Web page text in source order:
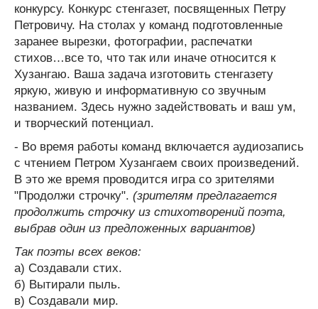
конкурсу. Конкурс стенгазет, посвященных Петру
Петровичу. На столах у команд подготовленные
заранее вырезки, фотографии, распечатки
стихов…все то, что так или иначе относится к
Хузангаю. Ваша задача изготовить стенгазету
яркую, живую и информативную со звучным
названием. Здесь нужно задействовать и ваш ум,
и творческий потенциал.
- Во время работы команд включается аудиозапись
с чтением Петром Хузангаем своих произведений.
В это же время проводится игра со зрителями
"Продолжи строчку". (зрителям предлагается
продолжить строчку из стихотворений поэта,
выбрав один из предложенных вариантов)
Так поэты всех веков:
а) Создавали стих.
б) Вытирали пыль.
в) Создавали мир.